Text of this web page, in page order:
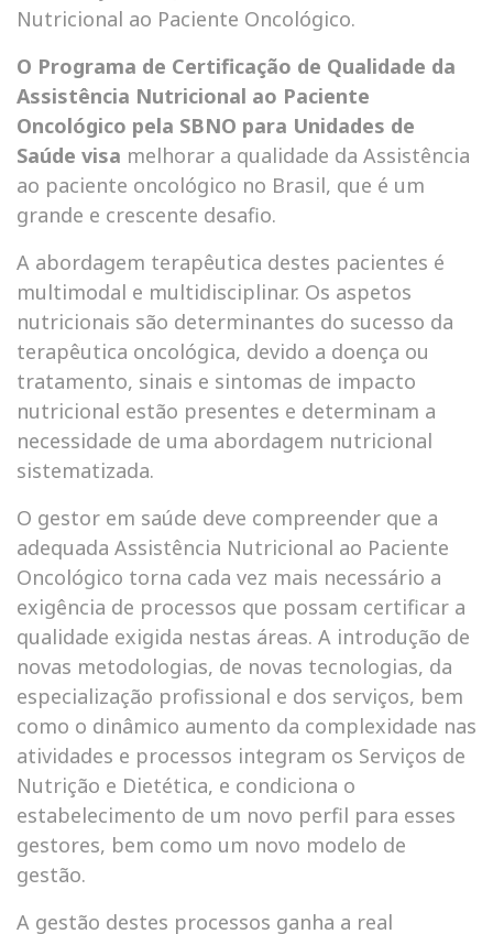
Nutricional ao Paciente Oncológico.
O Programa de Certificação de Qualidade da
Assistência Nutricional ao Paciente
Oncológico pela SBNO para Unidades de
Saúde visa melhorar a qualidade da Assistência
ao paciente oncológico no Brasil, que é um
grande e crescente desafio.
A abordagem terapêutica destes pacientes é
multimodal e multidisciplinar. Os aspetos
nutricionais são determinantes do sucesso da
terapêutica oncológica, devido a doença ou
tratamento, sinais e sintomas de impacto
nutricional estão presentes e determinam a
necessidade de uma abordagem nutricional
sistematizada.
O gestor em saúde deve compreender que a
adequada Assistência Nutricional ao Paciente
Oncológico torna cada vez mais necessário a
exigência de processos que possam certificar a
qualidade exigida nestas áreas. A introdução de
novas metodologias, de novas tecnologias, da
especialização profissional e dos serviços, bem
como o dinâmico aumento da complexidade nas
atividades e processos integram os Serviços de
Nutrição e Dietética, e condiciona o
estabelecimento de um novo perfil para esses
gestores, bem como um novo modelo de
gestão.
A gestão destes processos ganha a real